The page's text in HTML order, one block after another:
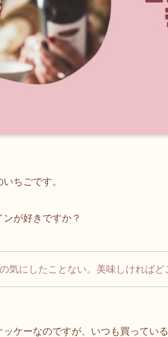
ちごです。
が好きですか？
気にしたことない。美味しければど
ケーなのですが、いつも買ってい